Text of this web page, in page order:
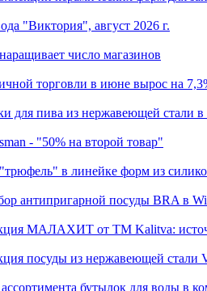
"Виктория", август 2026 г.
число магазинов
торговли в июне вырос на
для пива из нержавеющей стали
- "50% на второй товар"
в линейке форм из
антипригарной посуды BRA в
МАЛАХИТ от ТМ Kalitva:
посуды из нержавеющей стали
бутылок для воды в